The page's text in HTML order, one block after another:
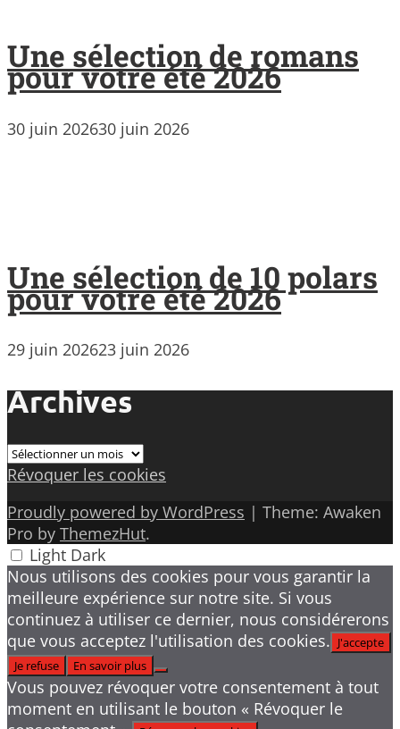
Une sélection de romans
pour votre été 2026
30 juin 202630 juin 2026
Une sélection de 10 polars
pour votre été 2026
29 juin 202623 juin 2026
Archives
Archives
Révoquer les cookies
Proudly powered by WordPress | Theme: Awaken
Pro by ThemezHut.
Light Dark
Nous utilisons des cookies pour vous garantir la
meilleure expérience sur notre site. Si vous
continuez à utiliser ce dernier, nous considérerons
que vous acceptez l'utilisation des cookies. J'accepte
Je refuse
En savoir plus
Vous pouvez révoquer votre consentement à tout
moment en utilisant le bouton « Révoquer le